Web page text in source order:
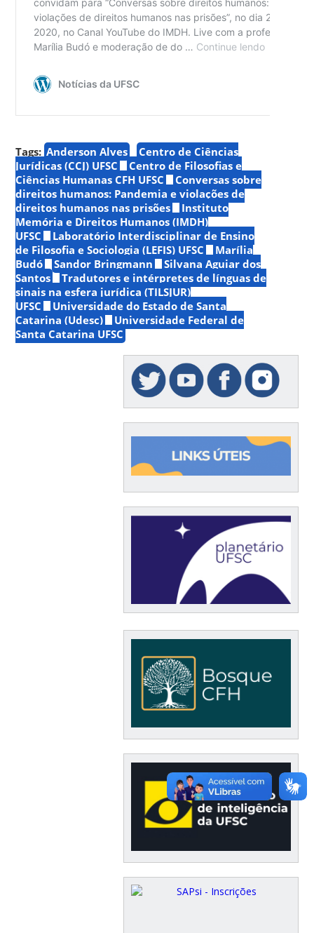
Tags: Anderson Alves
Centro de Ciências
Jurídicas (CCJ) UFSC
Centro de Filosofias e
Ciências Humanas CFH UFSC
Conversas sobre
direitos humanos: Pandemia e violações de
direitos humanos nas prisões
Instituto
Memória e Direitos Humanos (IMDH)
UFSC
Laboratório Interdisciplinar de Ensino
de Filosofia e Sociologia (LEFIS) UFSC
Marília
Budó
Sandor Bringmann
Silvana Aguiar dos
Santos
Tradutores e intérpretes de línguas de
sinais na esfera jurídica (TILSJUR)
UFSC
Universidade do Estado de Santa
Catarina (Udesc)
Universidade Federal de
Santa Catarina UFSC